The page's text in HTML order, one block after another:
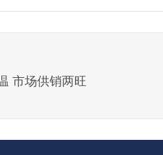
市场供销两旺